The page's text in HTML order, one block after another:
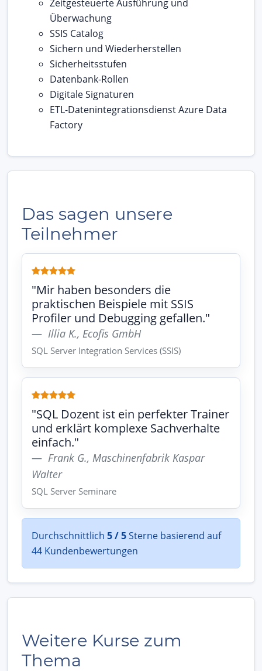
Zeitgesteuerte Ausführung und
Überwachung
SSIS Catalog
Sichern und Wiederherstellen
Sicherheitsstufen
Datenbank-Rollen
Digitale Signaturen
ETL-Datenintegrationsdienst Azure Data
Factory
Das sagen unsere
Teilnehmer
"Mir haben besonders die
praktischen Beispiele mit SSIS
Profiler und Debugging gefallen."
Illia K., Ecofis GmbH
SQL Server Integration Services (SSIS)
"SQL Dozent ist ein perfekter Trainer
und erklärt komplexe Sachverhalte
einfach."
Frank G., Maschinenfabrik Kaspar
Walter
SQL Server Seminare
Durchschnittlich 5 / 5Sterne basierend auf
44 Kundenbewertungen
Weitere Kurse zum
Thema